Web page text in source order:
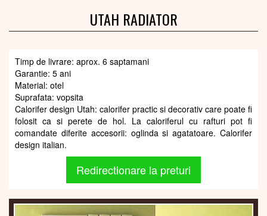
UTAH RADIATOR
Timp de livrare: aprox. 6 saptamani
Garantie: 5 ani
Material: otel
Suprafata: vopsita
Calorifer design Utah: calorifer practic si decorativ care poate fi
folosit ca si perete de hol. La caloriferul cu rafturi pot fi
comandate diferite accesorii: oglinda si agatatoare. Calorifer
design italian.
Redirectionare la preturi